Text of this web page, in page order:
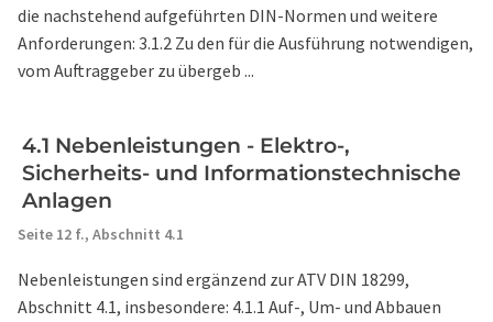
die nachstehend aufgeführten DIN-Normen und weitere
Anforderungen: 3.1.2 Zu den für die Ausführung notwendigen,
vom Auftraggeber zu übergeb ...
4.1 Nebenleistungen - Elektro-,
Sicherheits- und Informationstechnische
Anlagen
Seite 12 f., Abschnitt 4.1
Nebenleistungen sind ergänzend zur ATV DIN 18299,
Abschnitt 4.1, insbesondere: 4.1.1 Auf-, Um- und Abbauen